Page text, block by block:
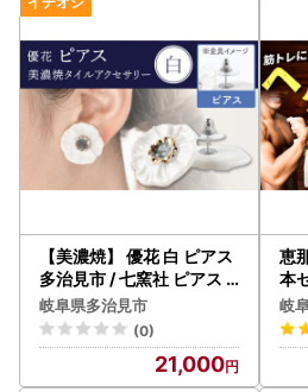
〈送付先〉
〒507-8703
岐阜県多治見市日ノ出町2丁目15番
多治見市役所 商工観光課 ふるさと
※封筒に『ワンストップ特例申請
します。
寄附翌年1月10日必着
※重要【転送サービスの有料化】に
ーーーーーーーーーーーーーーー
荷物の送り状に記載された住所以外
送）する場合
送り状記載のお届け先から変更後
価・着払い）を収受いたします。
【美濃焼】 優花 白 ピアス
多治見市 / 七窯社 ピアス
アクセサリー おしゃれ[TA
P097]
岐阜県多治見市
(0)
21,000
恵
本
岐